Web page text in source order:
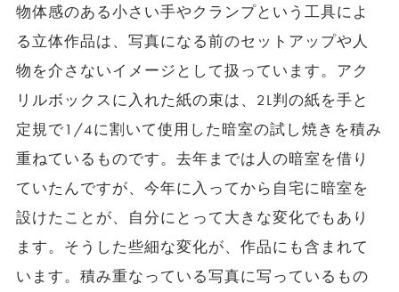
物体感のある小さい手やクランプという工具によ
る立体作品は、写真になる前のセットアップや人
物を介さないイメージとして扱っています。アク
リルボックスに入れた紙の束は、2L判の紙を手と
定規で1/4に割いて使用した暗室の試し焼きを積み
重ねているものです。去年までは人の暗室を借り
ていたんですが、今年に入ってから自宅に暗室を
設けたことが、自分にとって大きな変化でもあり
ます。そうした些細な変化が、作品にも含まれて
います。積み重なっている写真に写っているもの